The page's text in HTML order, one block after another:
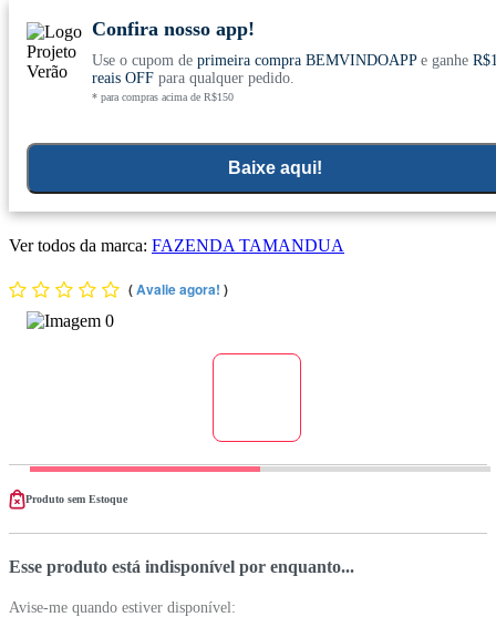
Conheça nosso site novo! E comemore com 0
Confira nosso app!
Use o cupom de primeira compra BEMVINDOAPPe ganhe
reais OFFpara qualquer pedido.
* para compras acima de R$150
Baixe aqui!
Kit 6x Spirulina Orgânica Certificada 100g em Pó - Fazenda
Ver todos da marca: FAZENDA TAMANDUA
(Avalie agora! )
Produto sem Estoque
Esse produto está indisponível por enquanto...
Avise-me quando estiver disponível: